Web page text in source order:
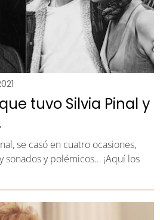
tuvo Silvia Pinal y
se casó en cuatro ocasiones,
sonados y polémicos… ¡Aquí los